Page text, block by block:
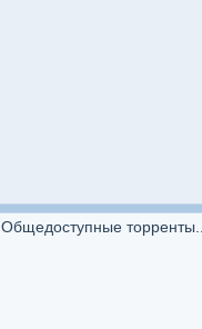
Общедоступные